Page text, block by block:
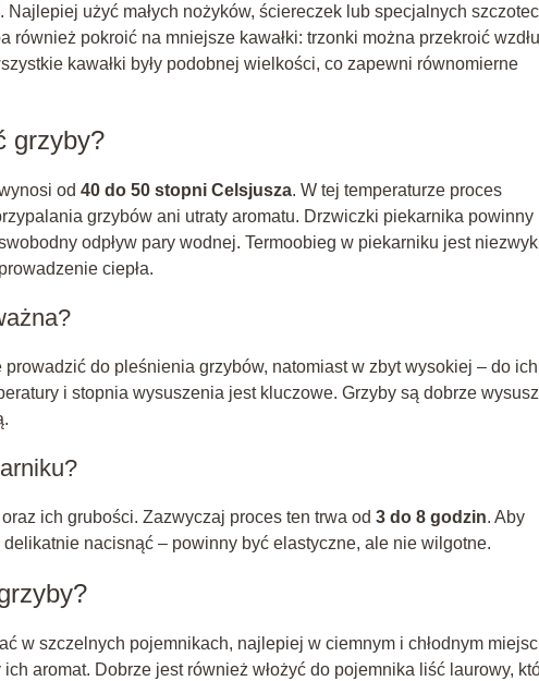
użyć małych nożyków, ściereczek lub specjalnych
również pokroić na mniejsze kawałki: trzonki można przekroić
kawałki były podobnej wielkości, co zapewni równomierne
grzyby?
od 40 do 50 stopni Celsjusza. W tej temperaturze proces
grzybów ani utraty aromatu. Drzwiczki piekarnika powinny
odpływ pary wodnej. Termoobieg w piekarniku jest
ciepła.
do pleśnienia grzybów, natomiast w zbyt wysokiej – do ich
i stopnia wysuszenia jest kluczowe. Grzyby są dobrze
ich grubości. Zazwyczaj proces ten trwa od 3 do 8 godzin. Aby
nacisnąć – powinny być elastyczne, ale nie wilgotne.
w szczelnych pojemnikach, najlepiej w ciemnym i chłodnym
aromat. Dobrze jest również włożyć do pojemnika liść laurowy,